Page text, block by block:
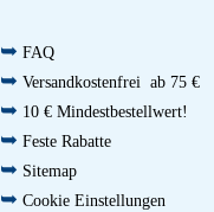
➥ FAQ
➥ Versandkostenfrei ab 75 €
➥ 10 € Mindestbestellwert!
➥ Feste Rabatte
➥ Sitemap
➥ Cookie Einstellungen